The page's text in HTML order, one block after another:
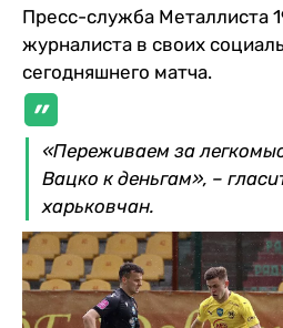
Пресс-служба Металлиста
журналиста в своих
сегодняшнего матча.
«Переживаем за
Вацко к деньгам», –
харьковчан.